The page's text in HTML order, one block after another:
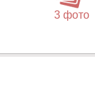
3 фото